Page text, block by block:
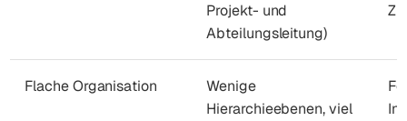
Projekt- und
Abteilungsleitung)
Flache Organisation
Wenige
Hierarchieebenen, viel